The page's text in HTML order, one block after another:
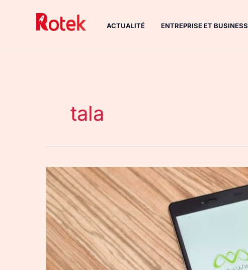
ACTUALITÉ ENTREPRISE ET BUSINESS
tala
Le
Mobiwire
TALA,
un
smartphone
de
qualité
pour